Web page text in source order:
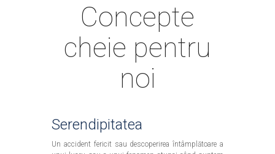
Concepte
cheie pentru
noi
Serendipitatea
Un accident fericit sau descoperirea întâmplătoare a